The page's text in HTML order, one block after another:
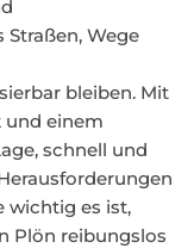
Wege
bleiben. Mit
einem
schnell und
wichtig es ist,
Plön reibungslos